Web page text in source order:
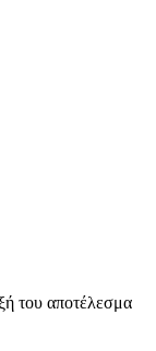
του αποτέλεσμα